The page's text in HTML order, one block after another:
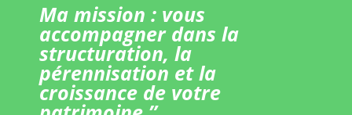
Ma mission : vous
accompagner dans la
structuration, la
pérennisation et la
croissance de votre